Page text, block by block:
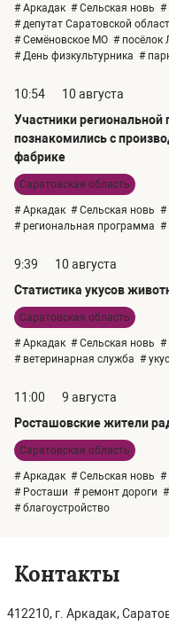
# Аркадак # Сельская новь #
# депутат Саратовской
# Семёновское МО # посёлок
# День физкультурника #
10:54
10 августа
Участники
познакомились с
фабрике
Саратовская область
# Аркадак # Сельская новь #
# региональная программа #
9:39
10 августа
Статистика укусов
Саратовская область
# Аркадак # Сельская новь #
# ветеринарная служба #
11:00
9 августа
Росташовские жители
Саратовская область
# Аркадак # Сельская новь #
# Росташи # ремонт дороги
# благоустройство
Контакты
412210, г. Аркадак,